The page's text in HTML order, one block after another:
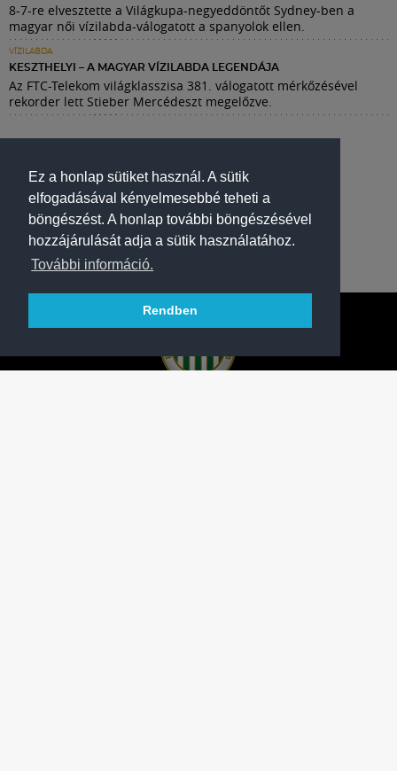
Ez a honlap sütiket használ. A sütik
elfogadásával kényelmesebbé teheti a
böngészést. A honlap további böngészésével
hozzájárulását adja a sütik használatához.
További információ.
Rendben
8-7-re elvesztette a Világkupa-negyeddöntőt Sydney-ben a
magyar női vízilabda-válogatott a spanyolok ellen.
VÍZILABDA
KESZTHELYI – A MAGYAR VÍZILABDA LEGENDÁJA
Az FTC-Telekom világklasszisa 381. válogatott mérkőzésével
rekorder lett Stieber Mercédeszt megelőzve.